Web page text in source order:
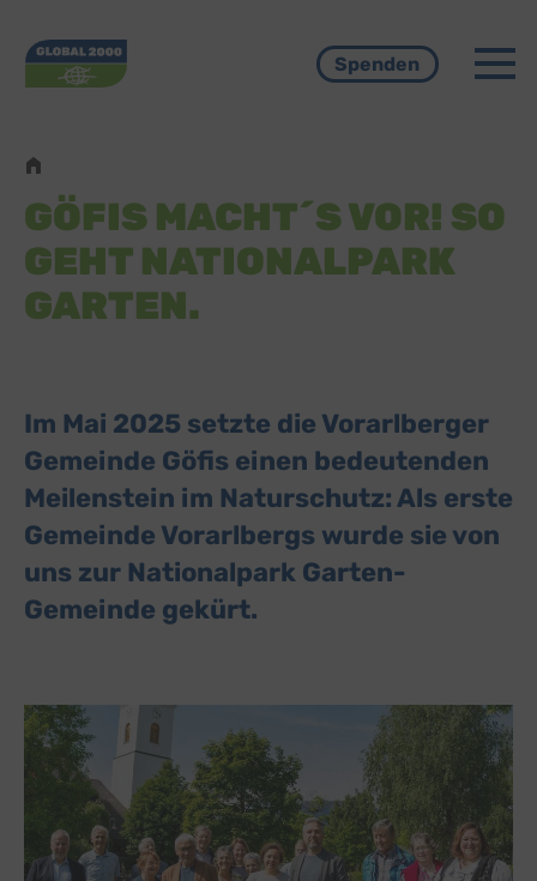
Spenden
GÖFIS MACHT´S VOR! SO
GEHT NATIONALPARK
GARTEN.
Im Mai 2025 setzte die Vorarlberger
Gemeinde Göfis einen bedeutenden
Meilenstein im Naturschutz: Als erste
Gemeinde Vorarlbergs wurde sie von
uns zur Nationalpark Garten-
Gemeinde gekürt.